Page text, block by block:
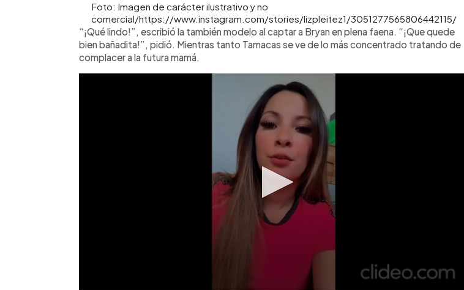
Foto: Imagen de carácter ilustrativo y no
comercial/https://www.instagram.com/stories/lizpleitez1/3051277565806442115/
“¡Qué lindo!”, escribió la también modelo al captar a Bryan en plena faena. “¡Que quede
bien bañadita!”, pidió. Mientras tanto Tamacas se ve de lo más concentrado tratando de
complacer a la futura mamá.